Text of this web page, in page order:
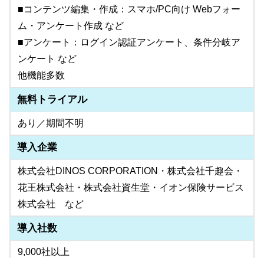
■コンテンツ編集・作成：スマホ/PC向け Webフォー
ム・アンケート作成 など
■アンケート：ログイン認証アンケート、条件分岐ア
ンケート など
他機能多数
無料トライアル
あり／期間不明
導入企業
株式会社DINOS CORPORATION・株式会社千趣会・
花王株式会社・株式会社資生堂・イオン保険サービス
株式会社 など
導入社数
9,000社以上